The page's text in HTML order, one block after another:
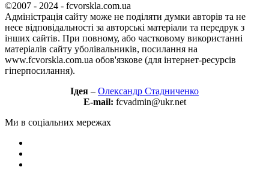
©2007 - 2024 - fcvorskla.com.ua
Адміністрація сайту може не поділяти думки авторів та не
несе відповідальності за авторські матеріали та передрук з
інших сайтів. При повному, або частковому використанні
матеріалів сайту уболівальників, посилання на
www.fcvorskla.com.ua обов'язкове (для інтернет-ресурсів
гіперпосилання).
Ідея – Олександр Стадниченко
E-mail: fcvadmin@ukr.net
Ми в соціальних мережах